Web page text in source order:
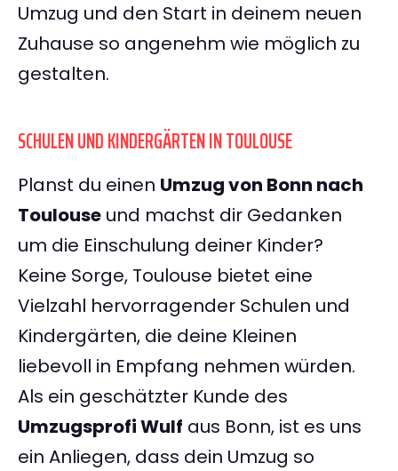
Umzug und den Start in deinem neuen
Zuhause so angenehm wie möglich zu
gestalten.
SCHULEN UND KINDERGÄRTEN IN TOULOUSE
Planst du einen Umzug von Bonn nach
Toulouse und machst dir Gedanken
um die Einschulung deiner Kinder?
Keine Sorge, Toulouse bietet eine
Vielzahl hervorragender Schulen und
Kindergärten, die deine Kleinen
liebevoll in Empfang nehmen würden.
Als ein geschätzter Kunde des
Umzugsprofi Wulf aus Bonn, ist es uns
ein Anliegen, dass dein Umzug so